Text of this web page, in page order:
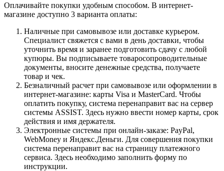
Оплачивайте покупки удобным способом. В интернет-
магазине доступно 3 варианта оплаты:
Наличные при самовывозе или доставке курьером.
Специалист свяжется с вами в день доставки, чтобы
уточнить время и заранее подготовить сдачу с любой
купюры. Вы подписываете товаросопроводительные
документы, вносите денежные средства, получаете
товар и чек.
Безналичный расчет при самовывозе или оформлении в
интернет-магазине: карты Visa и MasterCard. Чтобы
оплатить покупку, система перенаправит вас на сервер
системы ASSIST. Здесь нужно ввести номер карты, срок
действия и имя держателя.
Электронные системы при онлайн-заказе: PayPal,
WebMoney и Яндекс.Деньги. Для совершения покупки
система перенаправит вас на страницу платежного
сервиса. Здесь необходимо заполнить форму по
инструкции.